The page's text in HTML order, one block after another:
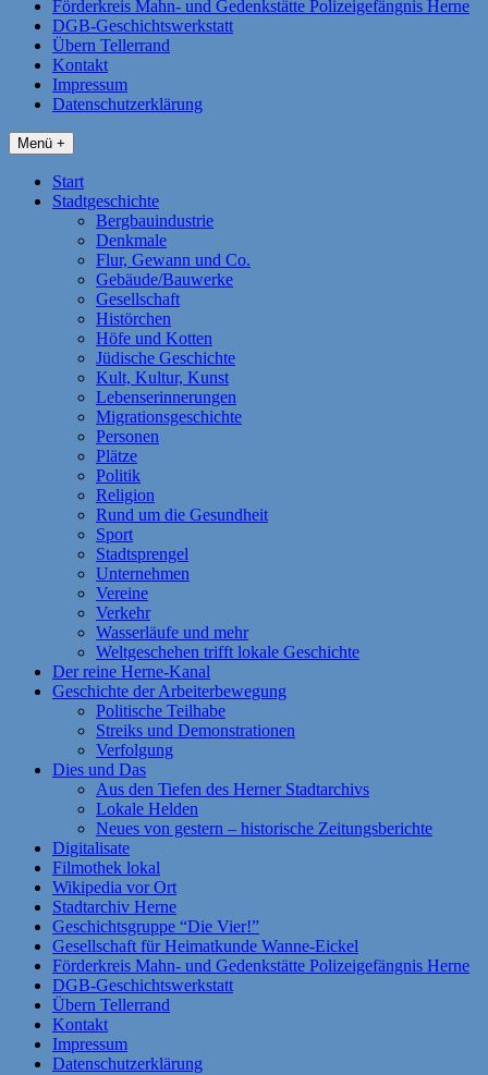
Förderkreis Mahn- und Gedenkstätte Polizeigefängnis Herne
DGB-Geschichtswerkstatt
Übern Tellerrand
Kontakt
Impressum
Datenschutzerklärung
Menü +
Start
Stadtgeschichte
Bergbauindustrie
Denkmale
Flur, Gewann und Co.
Gebäude/Bauwerke
Gesellschaft
Histörchen
Höfe und Kotten
Jüdische Geschichte
Kult, Kultur, Kunst
Lebenserinnerungen
Migrationsgeschichte
Personen
Plätze
Politik
Religion
Rund um die Gesundheit
Sport
Stadtsprengel
Unternehmen
Vereine
Verkehr
Wasserläufe und mehr
Weltgeschehen trifft lokale Geschichte
Der reine Herne-Kanal
Geschichte der Arbeiterbewegung
Politische Teilhabe
Streiks und Demonstrationen
Verfolgung
Dies und Das
Aus den Tiefen des Herner Stadtarchivs
Lokale Helden
Neues von gestern – historische Zeitungsberichte
Digitalisate
Filmothek lokal
Wikipedia vor Ort
Stadtarchiv Herne
Geschichtsgruppe “Die Vier!”
Gesellschaft für Heimatkunde Wanne-Eickel
Förderkreis Mahn- und Gedenkstätte Polizeigefängnis Herne
DGB-Geschichtswerkstatt
Übern Tellerrand
Kontakt
Impressum
Datenschutzerklärung